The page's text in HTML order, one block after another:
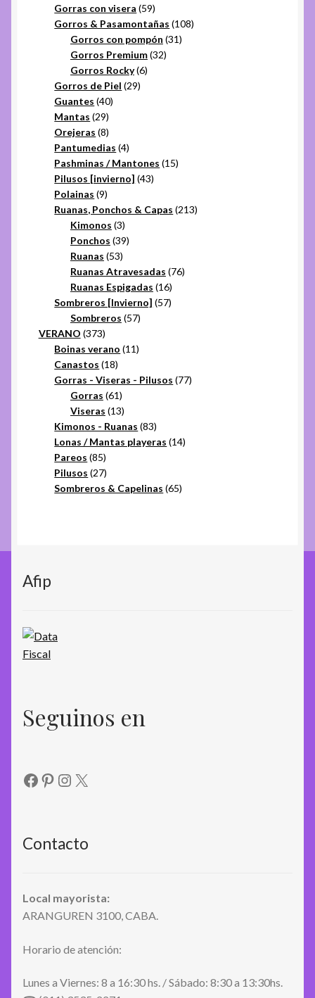
productos
Gorras con visera 5959
productos
Gorros & Pasamontañas 108108
Gorros con pompón 3131
Gorros Premium 3232
Gorros Rocky 66
Gorros de Piel 2929
Guantes 4040
Mantas 2929
productos
Orejeras 88
productos
Pantumedias 44
productos
Pashminas / Mantones 1515
Pilusos [invierno] 4343
Polainas 99
productos
Ruanas, Ponchos & Capas 213213
Kimonos 33
productos
Ponchos 3939
Ruanas 5353
productos
Ruanas Atravesadas 7676
Ruanas Espigadas 1616
productos
Sombreros [Invierno] 5757
Sombreros 5757
VERANO 373373
productos
Boinas verano 1111
Canastos 1818
productos
Gorras - Viseras - Pilusos 7777
Gorras 6161
productos
Viseras 1313
productos
Kimonos - Ruanas 8383
productos
Lonas / Mantas playeras 1414
Pareos 8585
productos
Pilusos 2727
productos
Sombreros & Capelinas 6565
Afip
Seguinos en
Facebook
Pinterest
Instagram
X
Contacto
Local mayorista:
ARANGUREN 3100, CABA.
Horario de atención:
Lunes a Viernes: 8 a 16:30 hs. / Sábado: 8:30 a 13:30hs.